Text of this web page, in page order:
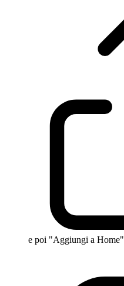
e poi "Aggiungi a Home"